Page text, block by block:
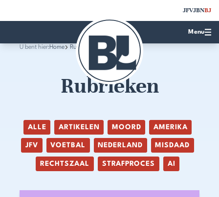
JFVJBNBJ
Menu
U bent hier:Home Rubrieken
Rubrieken
ALLE ARTIKELEN MOORD AMERIKA
JFV VOETBAL NEDERLAND MISDAAD
RECHTSZAAL STRAFPROCES AI